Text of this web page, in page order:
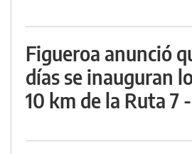
Figueroa anunció
días se inauguran
10 km de la Ruta 7